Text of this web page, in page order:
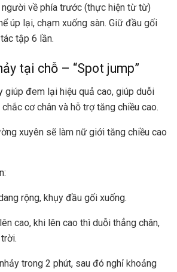
về phía trước (thực hiện từ từ)
úp lại, chạm xuống sàn. Giữ đầu gối
tập 6 lần.
tại chỗ – “Spot jump”
giúp đem lại hiệu quả cao, giúp duỗi
cơ chân và hỗ trợ tăng chiều cao.
xuyên sẽ làm nữ giới tăng chiều cao
rộng, khụy đầu gối xuống.
cao, khi lên cao thì duỗi thẳng chân,
trong 2 phút, sau đó nghỉ khoảng